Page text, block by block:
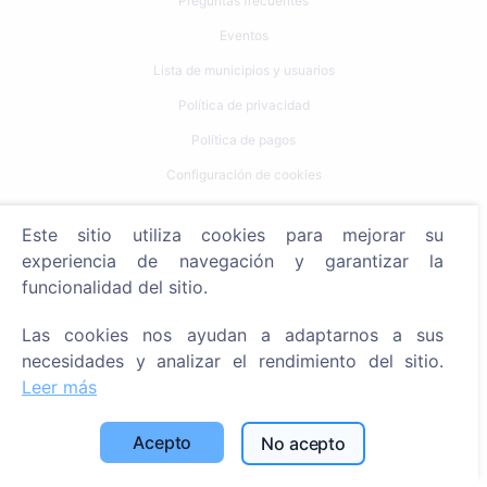
Eventos
Lista de municipios y usuarios
Política de privacidad
Política de pagos
Configuración de cookies
Buscar fallecidos
Servicios
SIA "CEMETY", LV40103618951
Este sitio utiliza cookies para mejorar su
experiencia de navegación y garantizar la
funcionalidad del sitio.
Las cookies nos ayudan a adaptarnos a sus
necesidades y analizar el rendimiento del sitio.
Leer más
Acepto No acepto